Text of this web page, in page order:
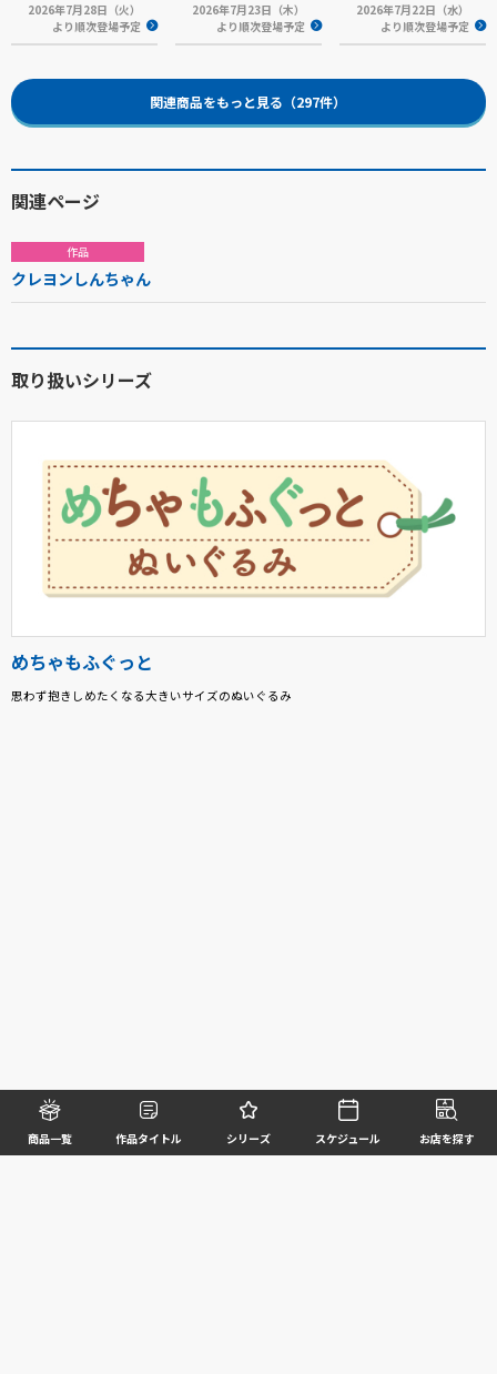
商品一覧 作品タイトル シリーズ スケジュール お店を探す
2026年7月28日（火）
より順次登場予定
2026年7月23日（木）
より順次登場予定
2026年7月22日（水）
より順次登場予定
関連商品をもっと見る（297件）
関連ページ
作品
クレヨンしんちゃん
取り扱いシリーズ
めちゃもふぐっと
思わず抱きしめたくなる大きいサイズのぬいぐるみ